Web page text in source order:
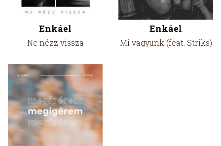
Enkáel
Ne nézz vissza
Enkáel
Mi vagyunk (feat. Striks)